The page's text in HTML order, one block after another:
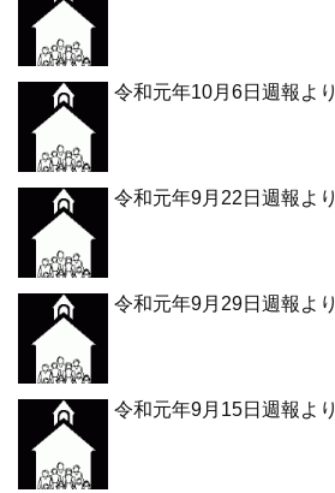
令和元年10月6日週報より
令和元年9月22日週報より
令和元年9月29日週報より
令和元年9月15日週報より